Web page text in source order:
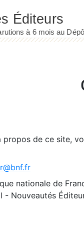
propos de ce site,
nationale de
- Nouveautés